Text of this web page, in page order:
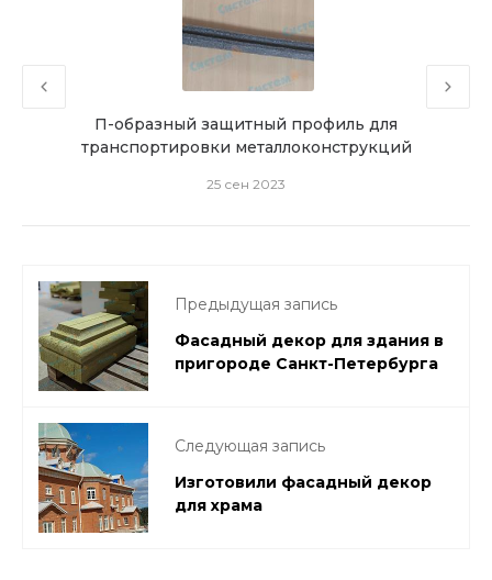
П-образный защитный профиль для
транспортировки металлоконструкций
25 сен 2023
Предыдущая запись
Фасадный декор для здания в
пригороде Санкт-Петербурга
Следующая запись
Изготовили фасадный декор
для храма